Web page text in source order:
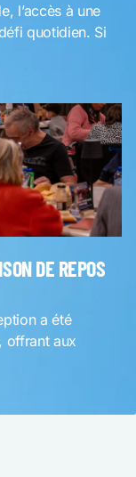
l’accès à une
quotidien. Si
DE REPOS
a été
offrant aux